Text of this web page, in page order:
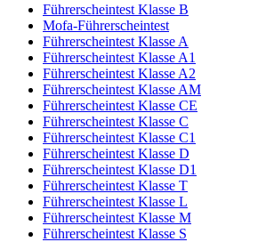
Führerscheintest Klasse B
Mofa-Führerscheintest
Führerscheintest Klasse A
Führerscheintest Klasse A1
Führerscheintest Klasse A2
Führerscheintest Klasse AM
Führerscheintest Klasse CE
Führerscheintest Klasse C
Führerscheintest Klasse C1
Führerscheintest Klasse D
Führerscheintest Klasse D1
Führerscheintest Klasse T
Führerscheintest Klasse L
Führerscheintest Klasse M
Führerscheintest Klasse S